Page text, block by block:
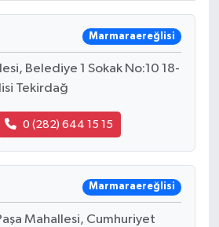
Marmaraereğlisi
Belediye 1 Sokak No:10 18-
Tekirdağ
0 (282) 644 15 15
Marmaraereğlisi
Mahallesi, Cumhuriyet